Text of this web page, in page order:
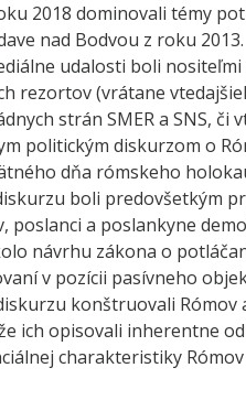
2018 dominovali témy
nad Bodvou z roku 2013.
udalosti boli
rezortov (vrátane
strán SMER a SNS, či
politickým diskurzom o
dňa rómskeho
boli predovšetkým
poslanci a poslankyne
návrhu zákona o
v pozícii pasívneho
konštruovali
ich opisovali inherentne
charakteristiky